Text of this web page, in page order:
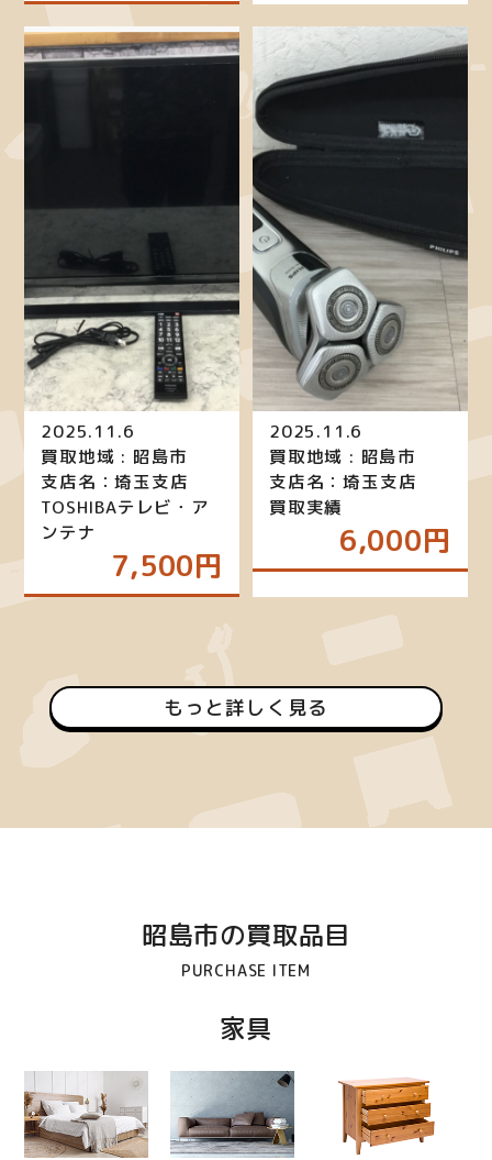
2025.11.6
買取地域 : 昭島市
支店名：埼玉支店
TOSHIBAテレビ・ア
ンテナ
7,500円
2025.11.6
買取地域 : 昭島市
支店名：埼玉支店
買取実績
6,000円
もっと詳しく見る
昭島市の買取品目
PURCHASE ITEM
家具